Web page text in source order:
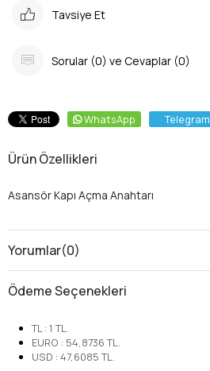
Tavsiye Et
Sorular (0) ve Cevaplar (0)
WhatsApp Telegram
Ürün Özellikleri
Asansör Kapı Açma Anahtarı
Yorumlar(0)
Ödeme Seçenekleri
TL: 1TL.
EURO : 54,8736TL.
USD : 47,6085TL.